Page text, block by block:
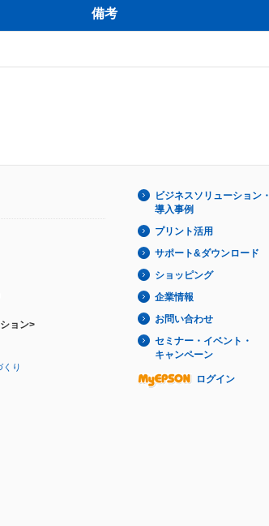
備考
ョン>
くり
ビジネスソリューション・
導入事例
プリント活用
サポート&ダウンロード
ショッピング
企業情報
お問い合わせ
セミナー・イベント・
キャンペーン
ログイン